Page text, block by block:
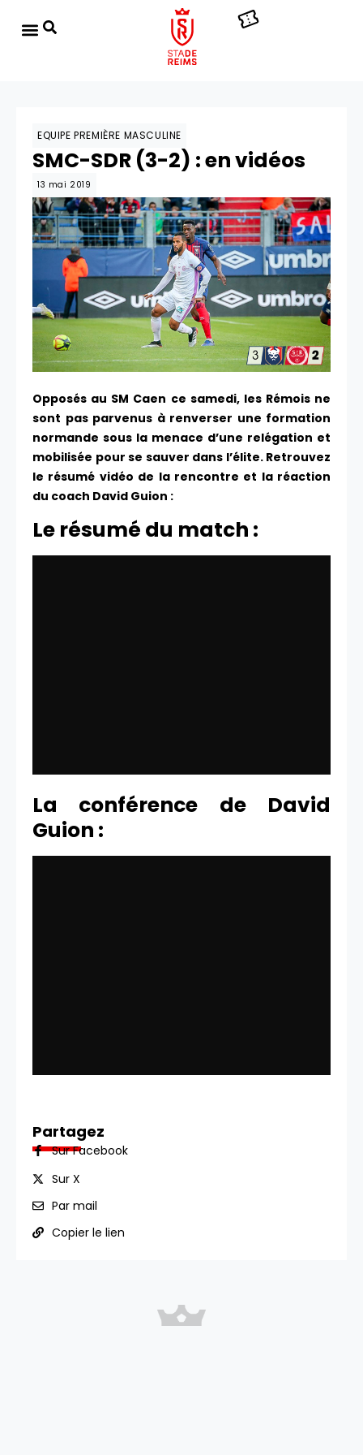
EQUIPE PREMIÈRE MASCULINE
SMC-SDR (3-2) : en vidéos
13 mai 2019
Opposés au SM Caen ce samedi, les Rémois ne
sont pas parvenus à renverser une formation
normande sous la menace d’une relégation et
mobilisée pour se sauver dans l’élite. Retrouvez
le résumé vidéo de la rencontre et la réaction
du coach David Guion :
Le résumé du match :
La conférence de David
Guion :
Partagez
Sur Facebook
Sur X
Par mail
Copier le lien